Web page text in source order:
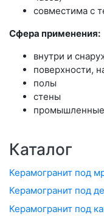
совместима с
Сфера применения:
внутри и
поверхности,
полы
стены
Каталог
Керамогранит под
Керамогранит под
Керамогранит под